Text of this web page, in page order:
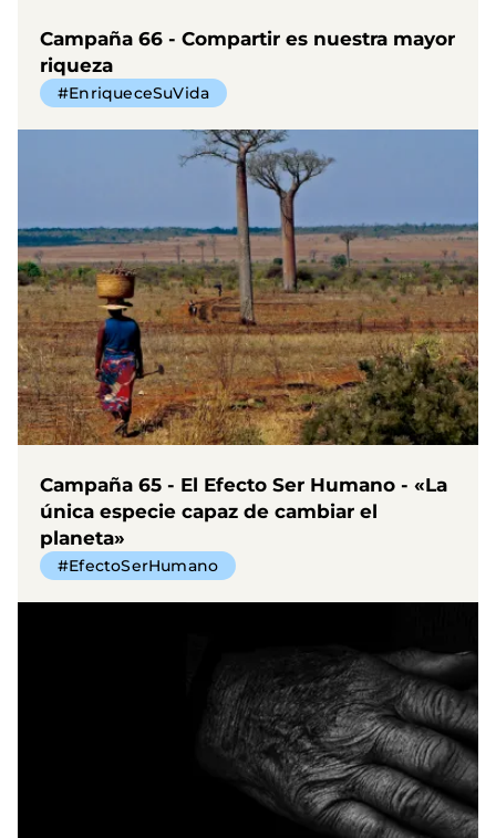
Campaña 66 - Compartir es nuestra mayor
riqueza
#EnriqueceSuVida
Campaña 65 - El Efecto Ser Humano - «La
única especie capaz de cambiar el
planeta»
#EfectoSerHumano